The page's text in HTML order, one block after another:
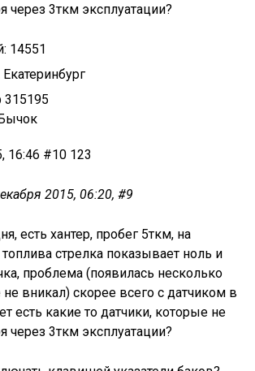
через 3ткм эксплуатации?
14551
315195
16:46 #10 123
2015, 06:20, #9
есть хантер, пробег 5ткм, на
стрелка показывает ноль и
проблема (появилась несколько
вникал) скорее всего с датчиком в
есть какие то датчики, которые не
через 3ткм эксплуатации?